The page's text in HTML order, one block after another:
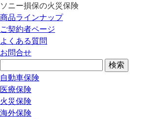
ソニー損保の火災保険
商品ラインナップ
ご契約者ページ
よくある質問
お問合せ
自動車保険
医療保険
火災保険
海外保険
火災保険トップ
地震保険
商品の特長
火災保険の基礎知識
保険の選び方
火災保険ガイド
見積り・申込み
よくある質問
火災保険トップ